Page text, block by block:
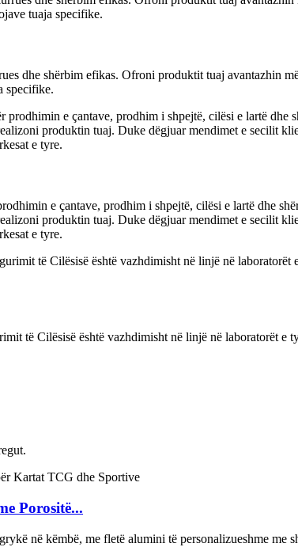
dhe shërbim efikas. Ofroni produktit tuaj avantazhin
specifike.
e çantave, prodhim i shpejtë, cilësi e lartë dhe
produktin tuaj. Duke dëgjuar mendimet e secilit
e tyre.
të Cilësisë është vazhdimisht në linjë në laboratorët e
Porositë...